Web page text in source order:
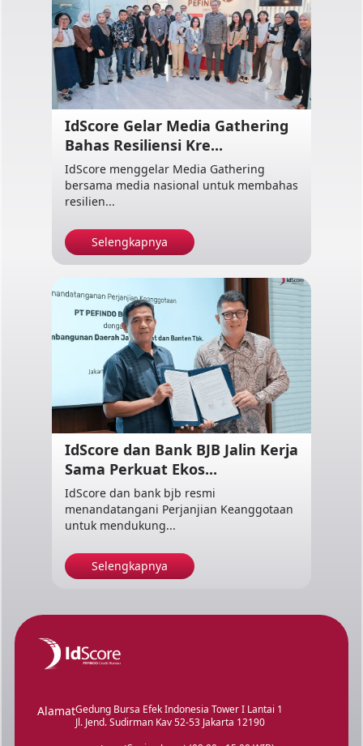
IdScore Gelar Media Gathering
Bahas Resiliensi Kre...
IdScore menggelar Media Gathering
bersama media nasional untuk membahas
resilien...
Selengkapnya
IdScore dan Bank BJB Jalin Kerja
Sama Perkuat Ekos...
IdScore dan bank bjb resmi
menandatangani Perjanjian Keanggotaan
untuk mendukung...
Selengkapnya
AlamatGedung Bursa Efek Indonesia Tower I Lantai 1
Jl. Jend. Sudirman Kav 52-53 Jakarta 12190